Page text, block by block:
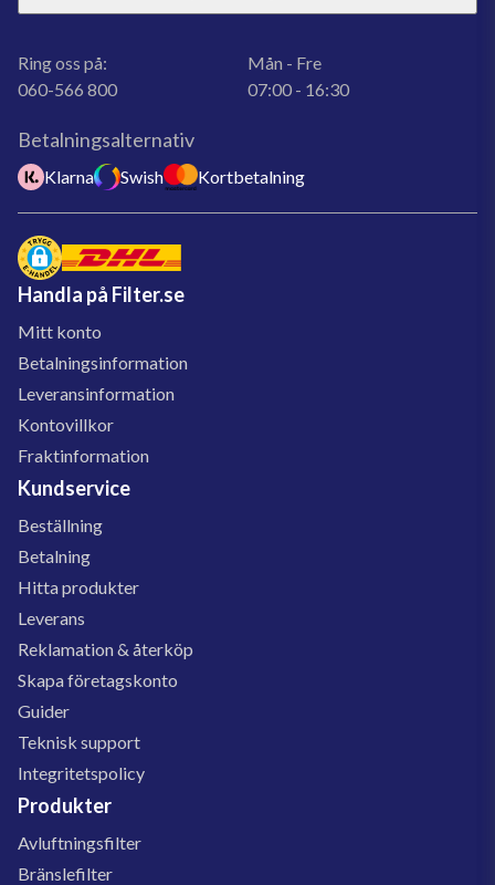
Ring oss på:
060-566 800
Mån - Fre
07:00 - 16:30
Betalningsalternativ
Klarna Swish Kortbetalning
Handla på Filter.se
Mitt konto
Betalningsinformation
Leveransinformation
Kontovillkor
Fraktinformation
Kundservice
Beställning
Betalning
Hitta produkter
Leverans
Reklamation & återköp
Skapa företagskonto
Guider
Teknisk support
Integritetspolicy
Produkter
Avluftningsfilter
Bränslefilter